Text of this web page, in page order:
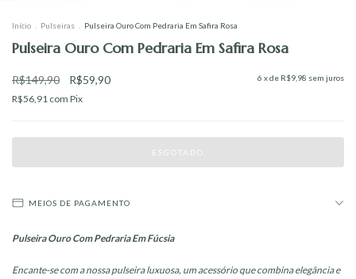
Início Pulseiras Pulseira Ouro Com Pedraria Em Safira Rosa
Pulseira Ouro Com Pedraria Em Safira Rosa
R$149,90 R$59,90 6 x de R$9,98 sem juros
R$56,91 com Pix
MEIOS DE PAGAMENTO
Pulseira Ouro Com Pedraria Em Fúcsia
Encante-se com a nossa pulseira luxuosa, um acessório que combina elegância e